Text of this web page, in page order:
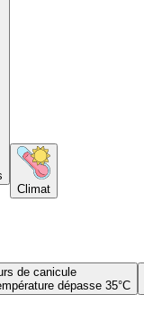
Climat
de canicule
dépasse 35°C